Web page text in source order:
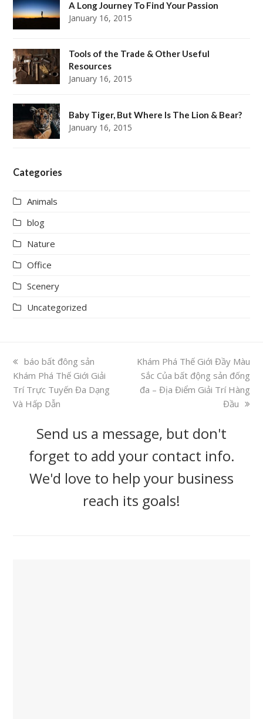
A Long Journey To Find Your Passion
January 16, 2015
Tools of the Trade & Other Useful
Resources
January 16, 2015
Baby Tiger, But Where Is The Lion & Bear?
January 16, 2015
Categories
Animals
blog
Nature
Office
Scenery
Uncategorized
previous
post:
báo bất đông sản
Khám Phá Thế Giới Giải
Trí Trực Tuyến Đa Dạng
Và Hấp Dẫn
next
post:
Khám Phá Thế Giới Đầy Màu
Sắc Của bất động sản đống
đa – Địa Điểm Giải Trí Hàng
Đầu
Send us a message, but don't
forget to add your contact info.
We'd love to help your business
reach its goals!